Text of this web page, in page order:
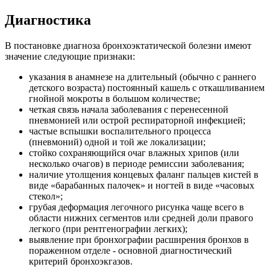
Диагностика
В постановке диагноза бронхоэктатической болезни имеют
значение следующие признаки:
указания в анамнезе на длительный (обычно с раннего
детского возраста) постоянный кашель с откашливанием
гнойной мокроты в большом количестве;
четкая связь начала заболевания с перенесенной
пневмонией или острой респираторной инфекцией;
частые вспышки воспалительного процесса
(пневмоний) одной и той же локализации;
стойко сохраняющийся очаг влажных хрипов (или
несколько очагов) в периоде ремиссии заболевания;
наличие утолщения концевых фаланг пальцев кистей в
виде «барабанных палочек» и ногтей в виде «часовых
стекол»;
грубая деформация легочного рисунка чаще всего в
области нижних сегментов или средней доли правого
легкого (при рентгенографии легких);
выявление при бронхографии расширения бронхов в
пораженном отделе - основной диагностический
критерий бронхоэкгазов.